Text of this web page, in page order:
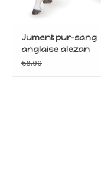
Jument pur-sang
anglaise alezan
€8,90